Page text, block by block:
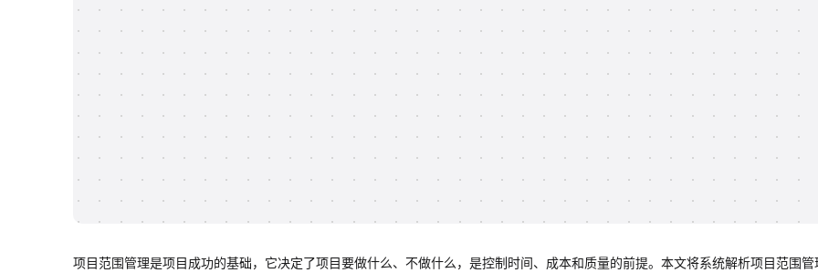
项目范围管理是项目成功的基础，它决定了项目要做什么、不做什么，是控制时间、成本和质量的前提。本文将系统解析项目范围管